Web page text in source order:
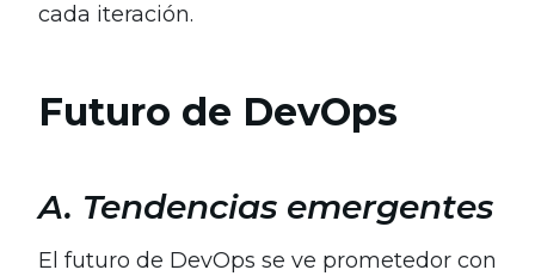
cada iteración.
Futuro de DevOps
A. Tendencias emergentes
El futuro de DevOps se ve prometedor con